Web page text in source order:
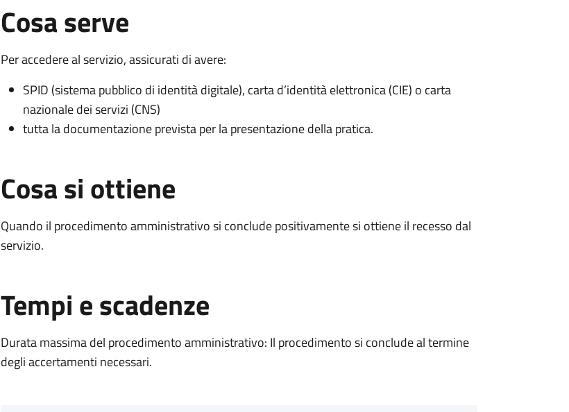
Cosa serve
Per accedere al servizio, assicurati di avere:
SPID (sistema pubblico di identità digitale), carta d’identità elettronica (CIE) o carta
nazionale dei servizi (CNS)
tutta la documentazione prevista per la presentazione della pratica.
Cosa si ottiene
Quando il procedimento amministrativo si conclude positivamente si ottiene il recesso dal
servizio.
Tempi e scadenze
Durata massima del procedimento amministrativo: Il procedimento si conclude al termine
degli accertamenti necessari.